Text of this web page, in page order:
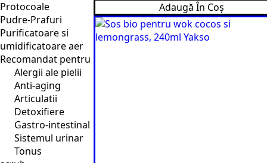
Protocoale
Pudre-Prafuri
Purificatoare si
umidificatoare aer
Recomandat pentru
Alergii ale pielii
Anti-aging
Articulatii
Detoxifiere
Gastro-intestinal
Sistemul urinar
Tonus
Adaugă În Coș